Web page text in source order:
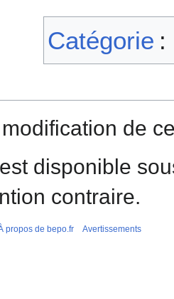
Catégorie :
de
disponible
contraire.
propos de bepo.fr Avertissements